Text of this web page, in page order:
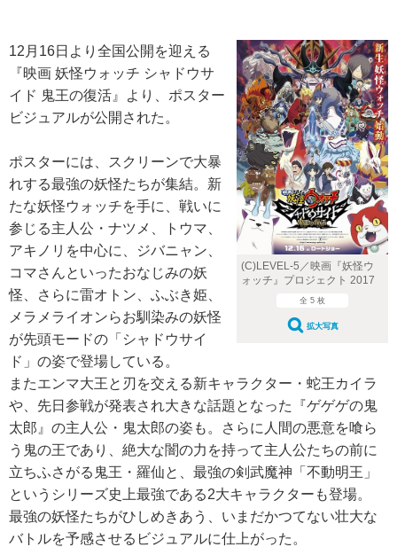
(C)LEVEL-5／映画『妖怪ウ
ォッチ』プロジェクト 2017
全 5 枚
拡大写真
12月16日より全国公開を迎える
『映画 妖怪ウォッチ シャドウサ
イド 鬼王の復活』より、ポスター
ビジュアルが公開された。
ポスターには、スクリーンで大暴
れする最強の妖怪たちが集結。新
たな妖怪ウォッチを手に、戦いに
参じる主人公・ナツメ、トウマ、
アキノリを中心に、ジバニャン、
コマさんといったおなじみの妖
怪、さらに雷オトン、ふぶき姫、
メラメライオンらお馴染みの妖怪
が先頭モードの「シャドウサイ
ド」の姿で登場している。
またエンマ大王と刃を交える新キャラクター・蛇王カイラ
や、先日参戦が発表され大きな話題となった『ゲゲゲの鬼
太郎』の主人公・鬼太郎の姿も。さらに人間の悪意を喰ら
う鬼の王であり、絶大な闇の力を持って主人公たちの前に
立ちふさがる鬼王・羅仙と、最強の剣武魔神「不動明王」
というシリーズ史上最強である2大キャラクターも登場。
最強の妖怪たちがひしめきあう、いまだかつてない壮大な
バトルを予感させるビジュアルに仕上がった。